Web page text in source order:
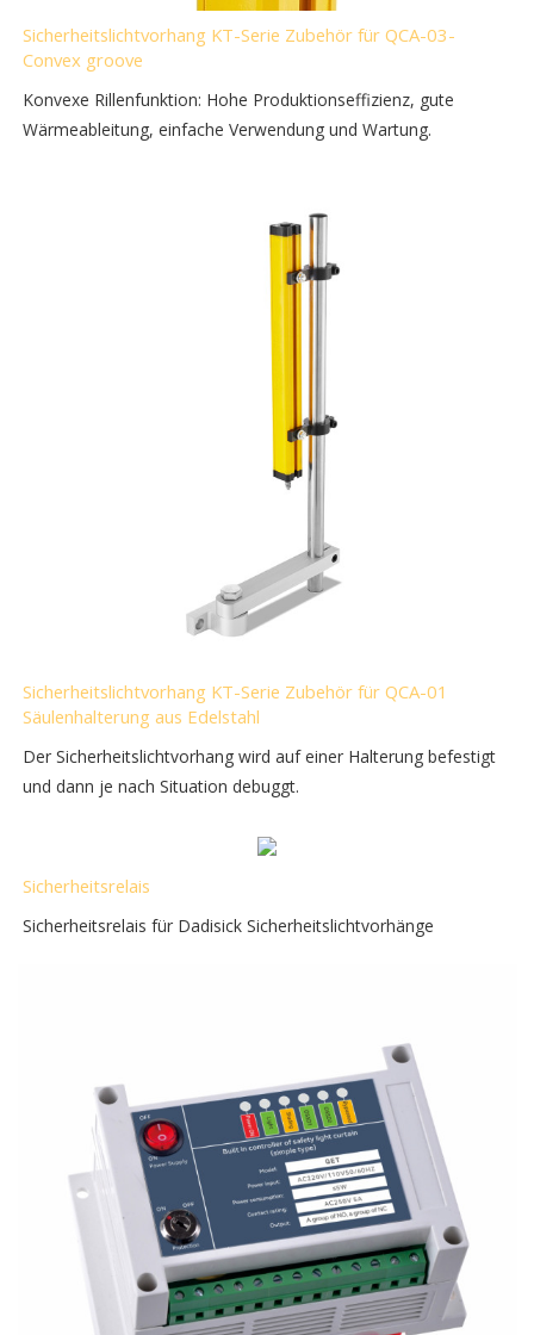
Sicherheitslichtvorhang KT-Serie Zubehör für QCA-03-
Convex groove
Konvexe Rillenfunktion: Hohe Produktionseffizienz, gute
Wärmeableitung, einfache Verwendung und Wartung.
Sicherheitslichtvorhang KT-Serie Zubehör für QCA-01
Säulenhalterung aus Edelstahl
Der Sicherheitslichtvorhang wird auf einer Halterung befestigt
und dann je nach Situation debuggt.
Sicherheitsrelais
Sicherheitsrelais für Dadisick Sicherheitslichtvorhänge